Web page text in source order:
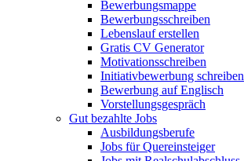
Bewerbungsmappe
Bewerbungsschreiben
Lebenslauf erstellen
Gratis CV Generator
Motivationsschreiben
Initiativbewerbung schreiben
Bewerbung auf Englisch
Vorstellungsgespräch
Gut bezahlte Jobs
Ausbildungsberufe
Jobs für Quereinsteiger